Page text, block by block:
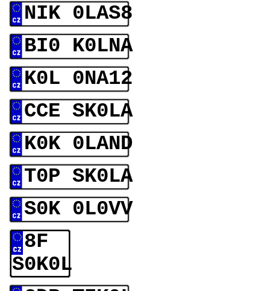
NIK 0LAS8
BI0 K0LNA
K0L 0NA12
CCE SK0LA
K0K 0LAND
T0P SK0LA
S0K 0L0VV
8F
S0K0L